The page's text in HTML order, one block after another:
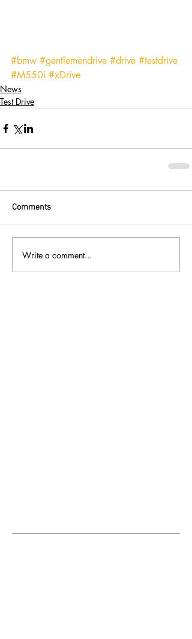
#bmw #gentlemendrive #drive #testdrive
#M550i #xDrive
News
Test Drive
Comments
Write a comment...